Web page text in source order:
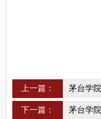
上一篇： 茅台学
下一篇：